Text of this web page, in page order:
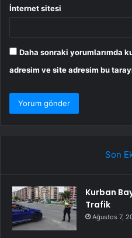
İnternet sitesi
Daha sonraki yorumlarımda
adresim ve site adresim bu
Son
Kurban
Trafik
Ağustos 7,